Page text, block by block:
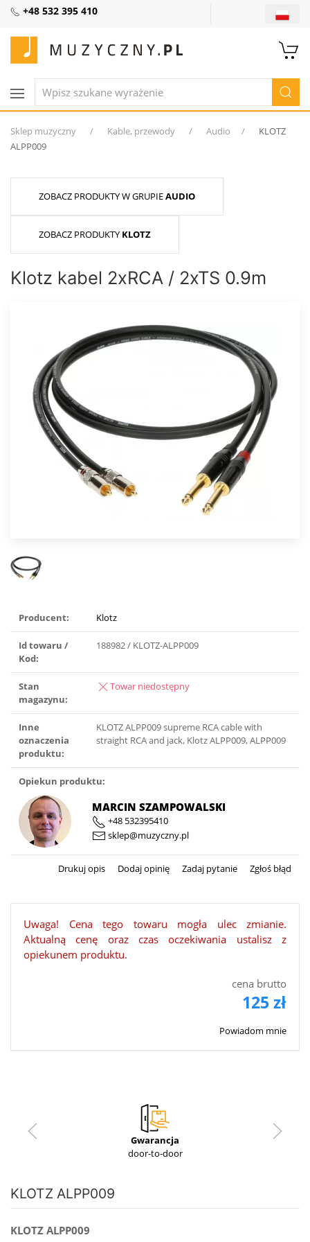
+48 532 395 410
Sklep muzyczny Kable, przewody Audio
KLOTZ
ALPP009
ZOBACZ PRODUKTY W GRUPIEAUDIO
ZOBACZ PRODUKTY KLOTZ
Klotz kabel 2xRCA / 2xTS 0.9m
Producent: Klotz
Id towaru /
Kod:
188982 / KLOTZ-ALPP009
Stan
magazynu:
Towar niedostępny
Inne
oznaczenia
produktu:
KLOTZ ALPP009 supreme RCA cable with
straight RCA and jack, Klotz ALPP009, ALPP009
Opiekun produktu:
MARCIN SZAMPOWALSKI
+48 532395410
sklep@muzyczny.pl
Drukuj opis Dodaj opinię Zadaj pytanie Zgłoś błąd
Uwaga! Cena tego towaru mogła ulec zmianie.
Aktualną cenę oraz czas oczekiwania ustalisz z
opiekunem produktu.
cena brutto
125 zł
Powiadom mnie
Gwarancja
door-to-door
KLOTZ ALPP009
KLOTZ ALPP009